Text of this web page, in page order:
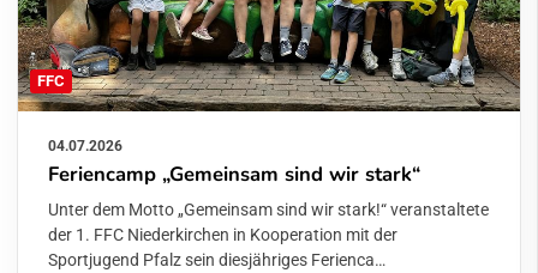
FFC
04.07.2026
Feriencamp „Gemeinsam sind wir stark“
Unter dem Motto „Gemeinsam sind wir stark!“ veranstaltete
der 1. FFC Niederkirchen in Kooperation mit der
Sportjugend Pfalz sein diesjähriges Ferienca…